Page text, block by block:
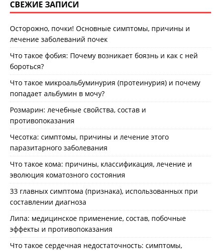
СВЕЖИЕ ЗАПИСИ
Осторожно, почки! Основные симптомы, причины и
лечение заболеваний почек
Что такое фобия: Почему возникает боязнь и как с ней
бороться?
Что такое микроальбуминурия (протеинурия) и почему
попадает альбумин в мочу?
Розмарин: лечебные свойства, состав и
противопоказания
Чесотка: симптомы, причины и лечение этого
паразитарного заболевания
Что такое кома: причины, классификация, лечение и
эволюция коматозного состояния
33 главных симптома (признака), использованных при
составлении диагноза
Липа: медицинское применение, состав, побочные
эффекты и противопоказания
Что такое сердечная недостаточность: симптомы,